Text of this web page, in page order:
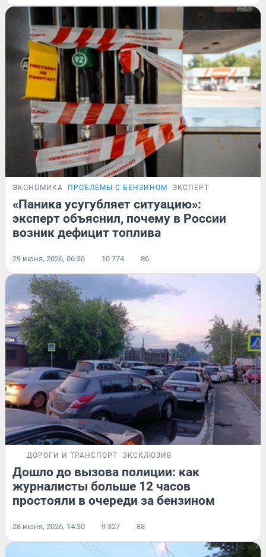
ЭКОНОМИКА ПРОБЛЕМЫ С БЕНЗИНОМ ЭКСПЕРТ
«Паника усугубляет ситуацию»:
эксперт объяснил, почему в России
возник дефицит топлива
29 июня, 2026, 06:30 10 774 86
ДОРОГИ И ТРАНСПОРТ ЭКСКЛЮЗИВ
Дошло до вызова полиции: как
журналисты больше 12 часов
простояли в очереди за бензином
28 июня, 2026, 14:30 9 327 88